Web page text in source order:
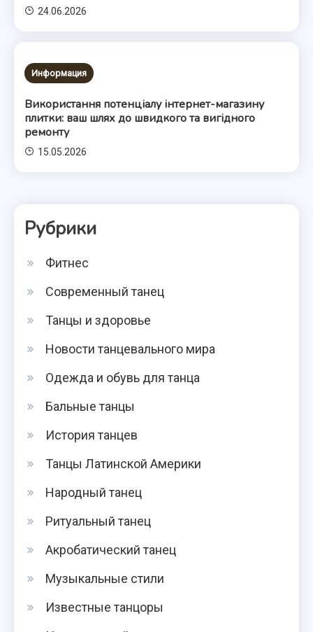
24.06.2026
Информация
Використання потенціалу інтернет-магазину
плитки: ваш шлях до швидкого та вигідного
ремонту
15.05.2026
Рубрики
Фитнес
Современный танец
Танцы и здоровье
Новости танцевального мира
Одежда и обувь для танца
Бальные танцы
История танцев
Танцы Латинской Америки
Народный танец
Ритуальный танец
Акробатический танец
Музыкальные стили
Известные танцоры